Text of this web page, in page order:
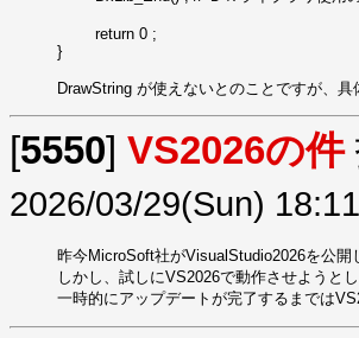
}
DrawString が使えないとのことですが、
[5550] VS2026の件
2026/03/29(Sun) 18:11
昨今MicroSoft社がVisualStudio2026を公
しかし、試しにVS2026で動作させようと
一時的にアップデートが完了するまでは